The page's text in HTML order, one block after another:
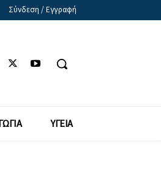
Σύνδεση / Εγγραφή
ΥΓΕΙΑ